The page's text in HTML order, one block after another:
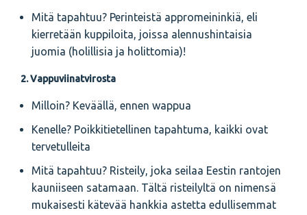
Mitä tapahtuu? Perinteistä appromeininkiä, eli
kierretään kuppiloita, joissa alennushintaisia
juomia (holillisia ja holittomia)!
2. Vappuviinatvirosta
Milloin? Keväällä, ennen wappua
Kenelle? Poikkitietellinen tapahtuma, kaikki ovat
tervetulleita
Mitä tapahtuu? Risteily, joka seilaa Eestin rantojen
kauniiseen satamaan. Tältä risteilyltä on nimensä
mukaisesti kätevää hankkia astetta edullisemmat